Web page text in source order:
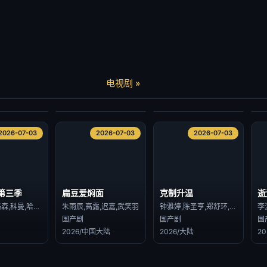
电视剧 »
07-03
2026/台湾
2026-07-03
2026/大陆
2026-07-03
三季
丽贝卡·弗格森,科曼,哈丽特·瓦尔特,才那扎·乌奇,阿维·纳什,亚历山大·莱利,肖恩·麦克雷,雷米·米尔纳,里克·戈麦斯,比利·波斯尔思韦特,克莱尔·珀金斯,阿什利·祖克曼,杰西卡·亨维克,劳拉·伊内斯,杰西卡·布朗·芬德利,莫文·克里斯蒂,里德·伯尼,马特·克拉文,科林·汉克斯,史蒂夫·扎恩
07-03
扁豆爱焖面
朱雨辰,高露,迟嘉,武笑羽
国产剧
2026/中国大陆
2026-07-03
克制升温
钟雅婷,陈圣亨,郑舒环,姚星灏,王蕴凡,周沐,赵漾,芦鑫,丁晓明,林子璐,从瑞麟,孙征宇
国产剧
2026/大陆
2026-07-03
李
国